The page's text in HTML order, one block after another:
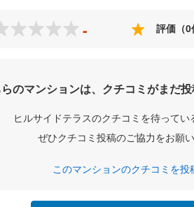
- 評価（0
のマンションは、クチコミがまだ投
ヒルサイドテラスのクチコミを待ってい
ぜひクチコミ投稿のご協力をお願い
このマンションのクチコミを投